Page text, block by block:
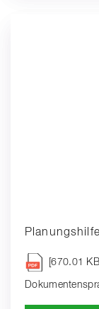
[670.01 KB]